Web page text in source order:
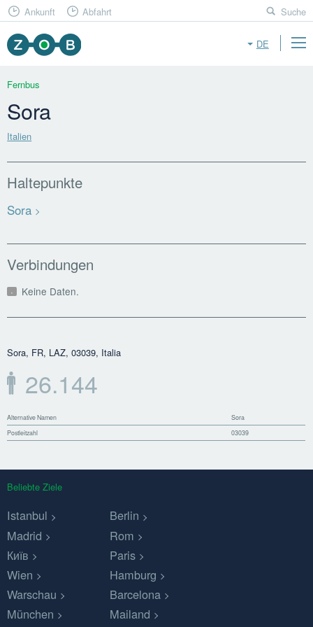
DE
Ankunft Abfahrt Suche
Fernbus
Sora
Italien
Haltepunkte
Sora
Verbindungen
Keine Daten.
Sora, FR, LAZ, 03039, Italia
26.144
Alternative Namen
Sora
Postleitzahl
03039
Beliebte Ziele
Istanbul
Berlin
Madrid
Rom
Київ
Paris
Wien
Hamburg
Warschau
Barcelona
München
Mailand